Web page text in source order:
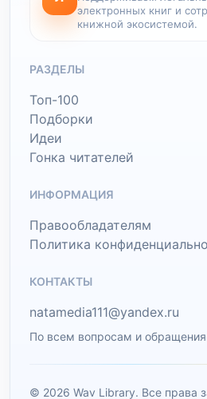
электронных книг и
книжной экосистемой.
РАЗДЕЛЫ
Топ-100
Подборки
Идеи
Гонка читателей
ИНФОРМАЦИЯ
Правообладателям
Политика
КОНТАКТЫ
natamedia111@yandex.ru
По всем вопросам и
© 2026 Wav Library. Все права